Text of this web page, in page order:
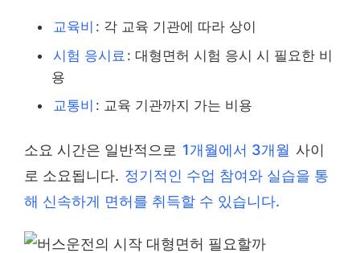
교육비 : 각 교육 기관에 따라 상이
시험 응시료 : 대형면허 시험 응시 시 필요한 비
용
교통비 : 교육 기관까지 가는 비용
소요 시간은 일반적으로 1개월에서 3개월 사이
로 소요됩니다. 정기적인 수업 참여와 실습을 통
해 신속하게 면허를 취득할 수 있습니다.